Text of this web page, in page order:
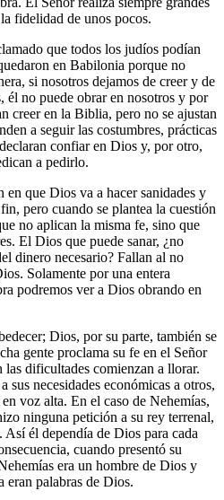
fidelidad de unos pocos.
que todos los judíos podían
en Babilonia porque no
si nosotros dejamos de creer y de
él no puede obrar en nosotros y por
creer en la Biblia, pero no se ajustan
a seguir las costumbres, prácticas
confiar en Dios y, por otro,
a pedirlo.
que Dios va a hacer sanidades y
pero cuando se plantea la cuestión
no aplican la misma fe, sino que
El Dios que puede sanar, ¿no
dinero necesario? Fallan al no
Solamente por una entera
podremos ver a Dios obrando en
Dios, por su parte, también se
gente proclama su fe en el Señor
las dificultades comienzan a llorar.
sus necesidades económicas a otros,
voz alta. En el caso de Nehemías,
ninguna petición a su rey terrenal,
él dependía de Dios para cada
cuando presentó su
era un hombre de Dios y
eran palabras de Dios.